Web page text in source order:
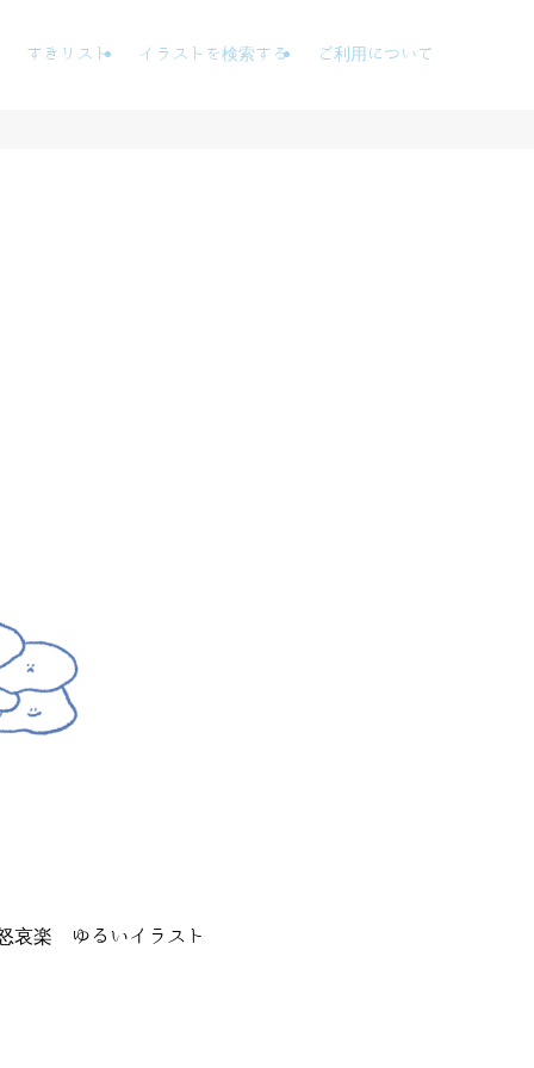
すきリスト イラストを検索する ご利用について
哀楽 ゆるいイラスト